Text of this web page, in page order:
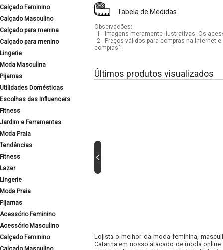
Calçado Feminino
Calçado Masculino
Calçado para menina
Calçado para menino
Lingerie
Moda Masculina
Pijamas
Utilidades Domésticas
Escolhas das Influencers
Fitness
Jardim e Ferramentas
Moda Praia
Tendências
Fitness
Lazer
Lingerie
Moda Praia
Pijamas
Acessório Feminino
Acessório Masculino
Calçado Feminino
Calçado Masculino
Tabela de Medidas
Observações:
1.
Imagens meramente ilustrativas. Os
2.
Preços válidos para compras na internet
compras".
Últimos produtos visualizados
Lojista o melhor da moda feminina,
Catarina em nosso atacado de moda